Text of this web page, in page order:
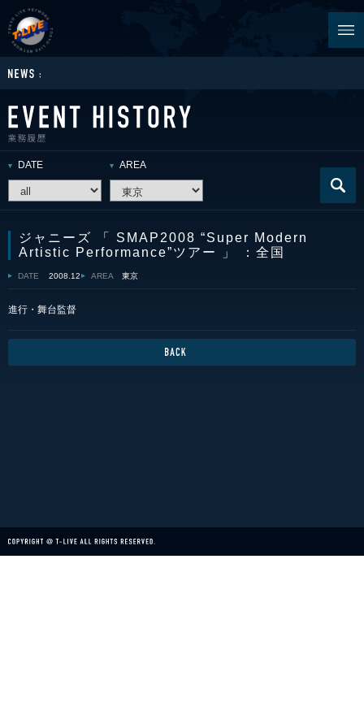
DATE AREA
ジャニーズ 「 SMAP2008 “Super Modern
Artistic Performance”ツアー 」 ：全国
DATE 2008.12 AREA 東京
進行・舞台監督